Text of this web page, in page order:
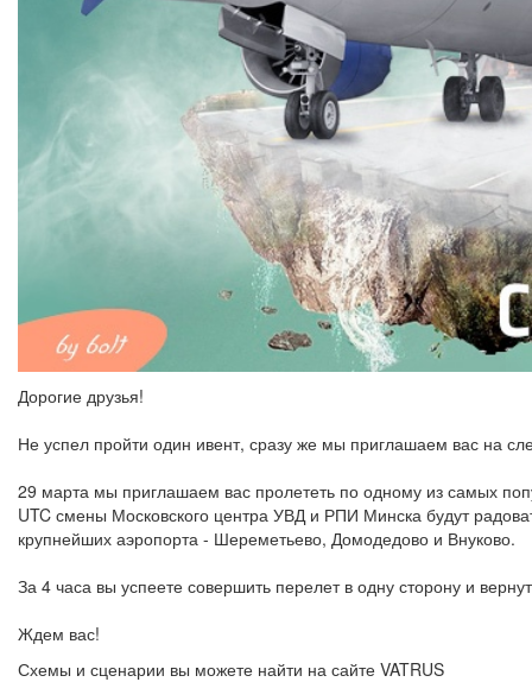
Дорогие друзья!
Не успел пройти один ивент, сразу же мы приглашаем вас на
29 марта мы приглашаем вас пролететь по одному из самых
UTC смены Московского центра УВД и РПИ Минска будут
крупнейших аэропорта - Шереметьево, Домодедово и Внуково.
За 4 часа вы успеете совершить перелет в одну сторону и
Ждем вас!
Схемы и сценарии вы можете найти на сайте VATRUS